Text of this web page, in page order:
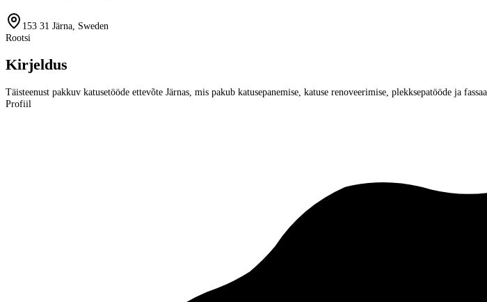
153 31 Järna, Sweden
Rootsi
Kirjeldus
Täisteenust pakkuv katusetööde ettevõte Järnas, mis pakub katusepanemise, katuse renoveerimise, plekksepatööde ja
Profiil